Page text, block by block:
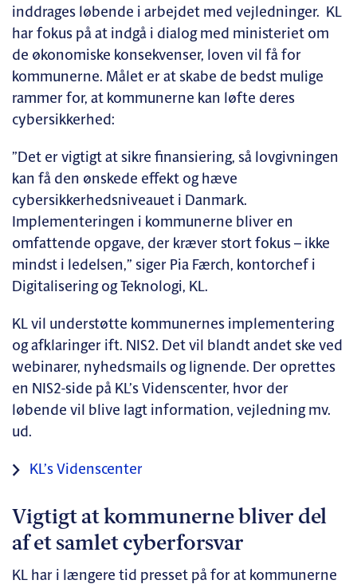
inddrages løbende i arbejdet med vejledninger. KL
har fokus på at indgå i dialog med ministeriet om
de økonomiske konsekvenser, loven vil få for
kommunerne. Målet er at skabe de bedst mulige
rammer for, at kommunerne kan løfte deres
cybersikkerhed:
”Det er vigtigt at sikre finansiering, så lovgivningen
kan få den ønskede effekt og hæve
cybersikkerhedsniveauet i Danmark.
Implementeringen i kommunerne bliver en
omfattende opgave, der kræver stort fokus – ikke
mindst i ledelsen,” siger Pia Færch, kontorchef i
Digitalisering og Teknologi, KL.
KL vil understøtte kommunernes implementering
og afklaringer ift. NIS2. Det vil blandt andet ske ved
webinarer, nyhedsmails og lignende. Der oprettes
en NIS2-side på KL’s Videnscenter, hvor der
løbende vil blive lagt information, vejledning mv.
ud.
KL’s Videnscenter
Vigtigt at kommunerne bliver del
af et samlet cyberforsvar
KL har i længere tid presset på for at kommunerne